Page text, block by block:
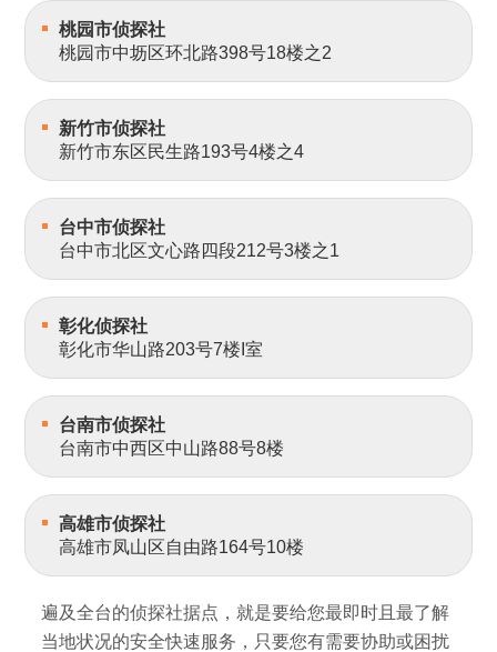
桃园市侦探社
桃园市中坜区环北路398号18楼之2
新竹市侦探社
新竹市东区民生路193号4楼之4
台中市侦探社
台中市北区文心路四段212号3楼之1
彰化侦探社
彰化市华山路203号7楼I室
台南市侦探社
台南市中西区中山路88号8楼
高雄市侦探社
高雄市凤山区自由路164号10楼
遍及全台的侦探社据点，就是要给您最即时且最了解
当地状况的安全快速服务，只要您有需要协助或困扰